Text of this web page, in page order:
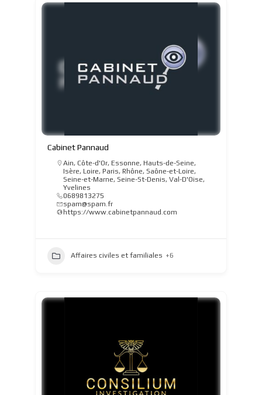
Cabinet Pannaud
Ain, Côte-d'Or, Essonne, Hauts-de-Seine,
Isère, Loire, Paris, Rhône, Saône-et-Loire,
Seine-et-Marne, Seine-St-Denis, Val-D'Oise,
Yvelines
0689813275
spam@spam.fr
https://www.cabinetpannaud.com
Affaires civiles et familiales +6